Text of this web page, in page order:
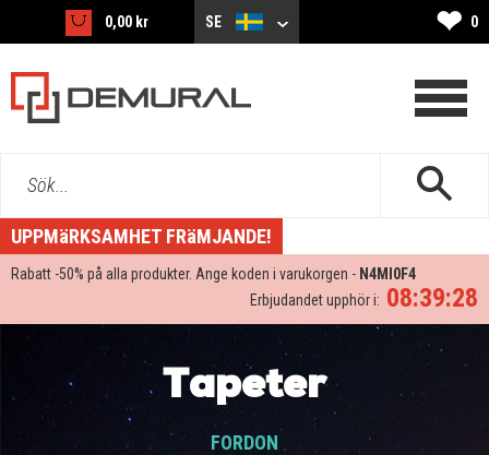
0,00 kr SE ❤ 0
Sök...
UPPMäRKSAMHET FRäMJANDE!
Rabatt -50% på alla produkter. Ange koden i varukorgen - N4MI0F4
08:39:27
Erbjudandet upphör i:
Tapeter
FORDON